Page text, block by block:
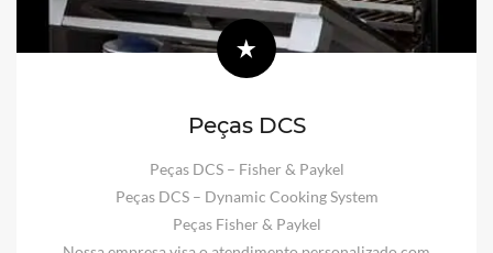
Peças DCS
Peças DCS – Fisher & Paykel
Peças DCS – Dynamic Cooking System
Peças Fisher & Paykel